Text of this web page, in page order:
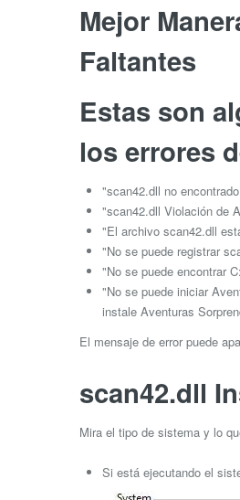
Mejor
Faltantes
Estas son
los errores
"scan42.dll no
"scan42.dll Violación de
"El archivo scan42.dll
"No se puede registrar
"No se puede encontrar
"No se puede iniciar
instale Aventuras
El mensaje de error puede
scan42.dll
Mira el tipo de sistema y lo
Si está ejecutando el